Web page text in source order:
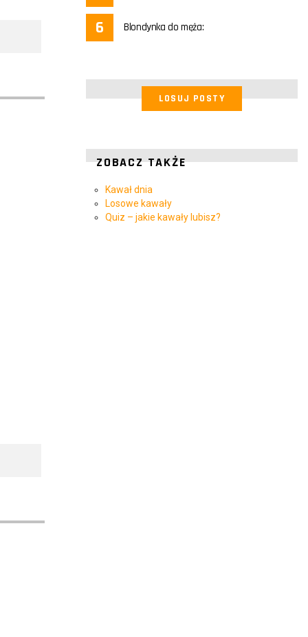
Blondynka do męża:
LOSUJ POSTY
ZOBACZ TAKŻE
Kawał dnia
Losowe kawały
Quiz – jakie kawały lubisz?